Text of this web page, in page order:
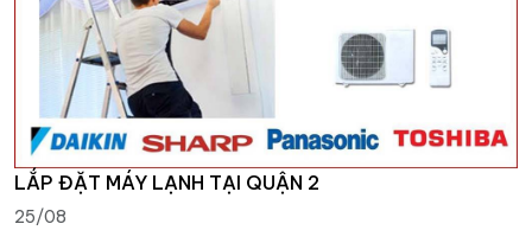
LẮP ĐẶT MÁY LẠNH TẠI QUẬN 2
25/08